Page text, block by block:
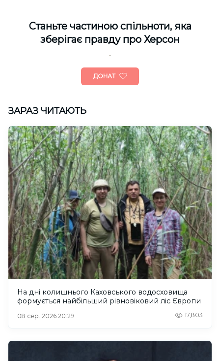
Cтаньте частиною спільноти, яка
зберігає правду про Херсон
ДОНАТ
ЗАРАЗ ЧИТАЮТЬ
На дні колишнього Каховського водосховища
формується найбільший рівновіковий ліс Європи
08 сер. 2026 20:29 17,803